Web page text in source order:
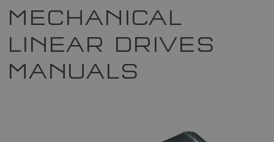
MECHANICAL
LINEAR DRIVES
MANUALS